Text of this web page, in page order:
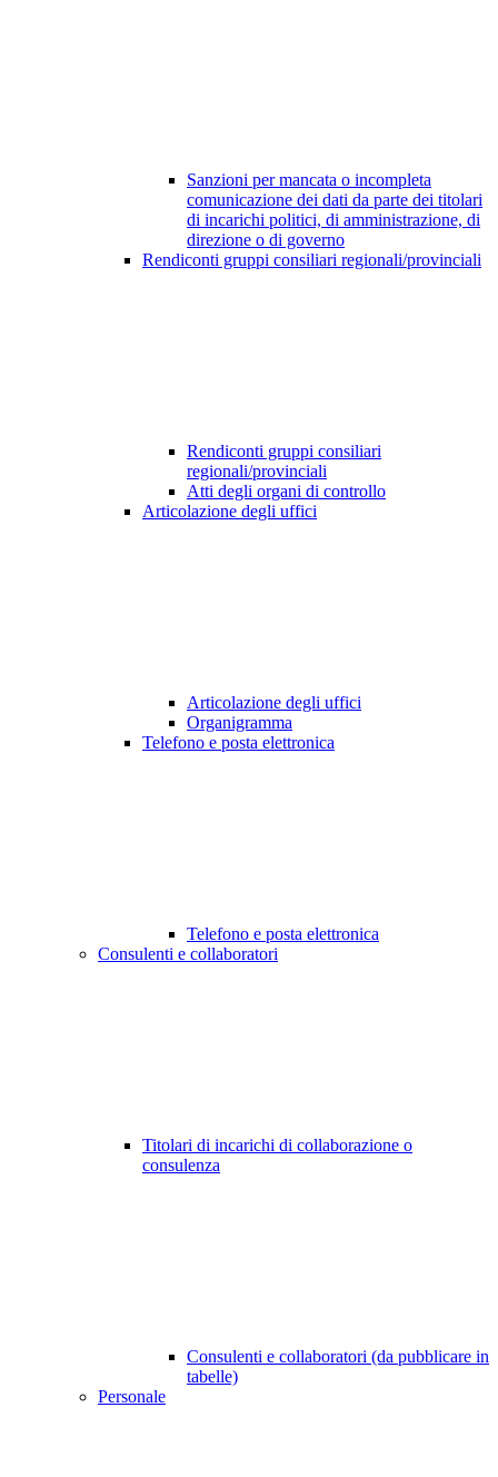
Sanzioni per mancata o incompleta
comunicazione dei dati da parte dei titolari
di incarichi politici, di amministrazione, di
direzione o di governo
Rendiconti gruppi consiliari regionali/provinciali
Rendiconti gruppi consiliari
regionali/provinciali
Atti degli organi di controllo
Articolazione degli uffici
Articolazione degli uffici
Organigramma
Telefono e posta elettronica
Telefono e posta elettronica
Consulenti e collaboratori
Titolari di incarichi di collaborazione o
consulenza
Consulenti e collaboratori (da pubblicare in
tabelle)
Personale